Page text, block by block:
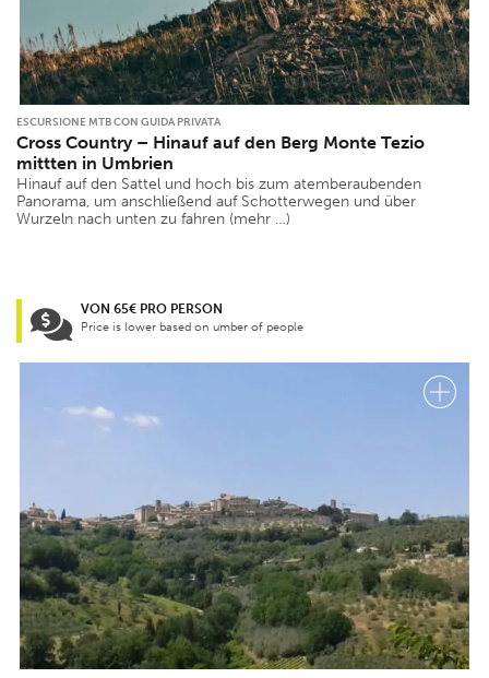
ESCURSIONE MTB CON GUIDA PRIVATA
Cross Country – Hinauf auf den Berg Monte Tezio
mittten in Umbrien
Hinauf auf den Sattel und hoch bis zum atemberaubenden
Panorama, um anschließend auf Schotterwegen und über
Wurzeln nach unten zu fahren (mehr …)
VON 65€ PRO PERSON
Price is lower based on umber of people